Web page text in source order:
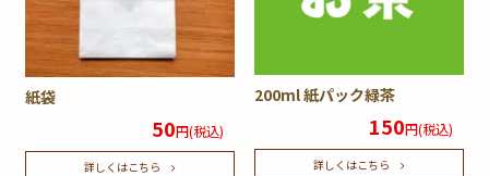
紙袋
50円(税込)
詳しくはこちら
200ml 紙パック緑茶
150円(税込)
詳しくはこちら